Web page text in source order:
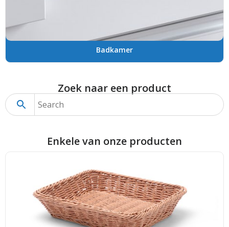
Badkamer
Zoek naar een product
Enkele van onze producten